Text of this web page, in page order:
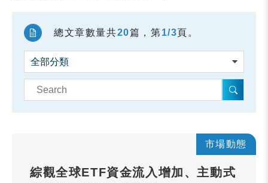
總文章數量共20篇，第1/3頁。
市場動態
綜觀全球ETF資金流入增加、主動式